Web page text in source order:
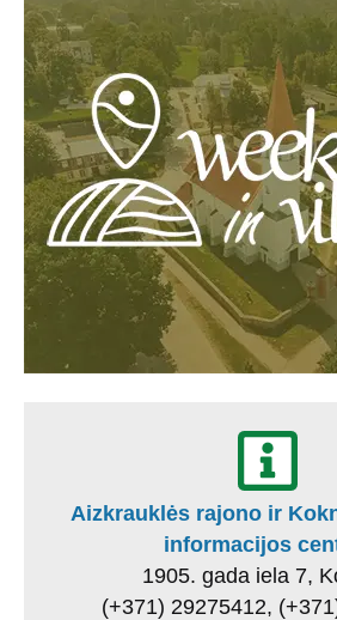
Aizkrauklės rajono ir
informacijos
1905. gada iela 7,
(+371) 29275412,